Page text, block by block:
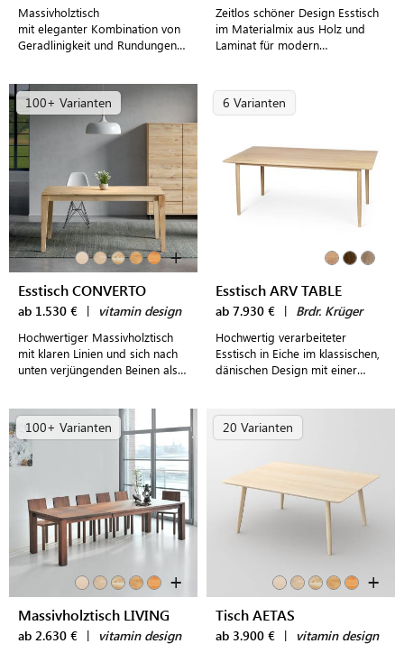
Massivholztisch
mit eleganter Kombination von
Geradlinigkeit und Rundungen -
Zeitlos schöner Design Esstisch
im Materialmix aus Holz und
Laminat für modern
100+ Varianten
+
Esstisch CONVERTO
ab 1.530 € | vitamin design
Hochwertiger Massivholztisch
mit klaren Linien und sich nach
unten verjüngenden Beinen als
6 Varianten
Esstisch ARV TABLE
ab 7.930 € | Brdr. Krüger
Hochwertig verarbeiteter
Esstisch in Eiche im klassischen,
dänischen Design mit einer
100+ Varianten
+
Massivholztisch LIVING
ab 2.630 € | vitamin design
20 Varianten
+
Tisch AETAS
ab 3.900 € | vitamin design